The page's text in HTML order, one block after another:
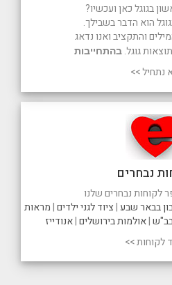
נבחרים
לקוחות נבחרים שלנו
בבאר שבע|ציוד לגני ילדים|מראות
|אולמות בירושלים|אנודייז
לקוחות >>
בגוגל כאן ועכשיו?
הוא הדבר בשבילך.
והתקציב ואנו נדאג
גוגל.בהתחייבות
נתחיל >>